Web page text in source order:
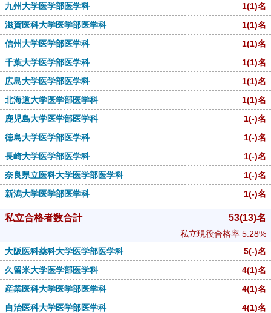
九州大学医学部医学科
1(1)名
滋賀医科大学医学部医学科
1(1)名
信州大学医学部医学科
1(1)名
千葉大学医学部医学科
1(1)名
広島大学医学部医学科
1(1)名
北海道大学医学部医学科
1(1)名
鹿児島大学医学部医学科
1(-)名
徳島大学医学部医学科
1(-)名
長崎大学医学部医学科
1(-)名
奈良県立医科大学医学部医学科
1(-)名
新潟大学医学部医学科
1(-)名
私立合格者数合計 53(13)名
私立現役合格率 5.28%
大阪医科薬科大学医学部医学科
5(-)名
久留米大学医学部医学科
4(1)名
産業医科大学医学部医学科
4(1)名
自治医科大学医学部医学科
4(1)名